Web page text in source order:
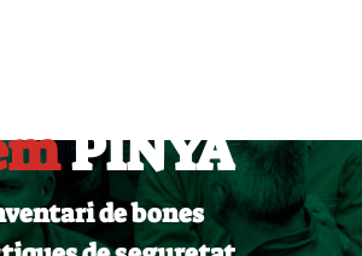
PINYA
de bones